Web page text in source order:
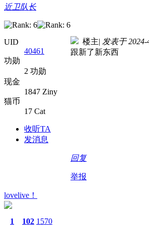
近卫队长
UID
40461
功勋
2 功勋
现金
1847 Ziny
猫币
17 Cat
收听TA
发消息
楼主| 发表于 2024-
跟新了新东西
回复
举报
lovelive！
1 102 1570